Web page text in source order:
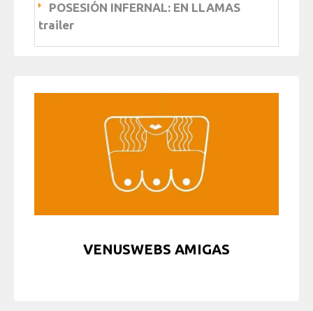
POSESIÓN INFERNAL: EN LLAMAS
trailer
VENUSWEBS AMIGAS